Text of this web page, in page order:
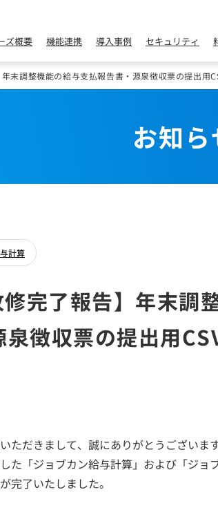
ズ概要 機能連携 導入事例 セキュリティ
末調整機能の給与支払報告書・源泉徴収票の提出用
お知ら
計算
完了報告】年末調
徴収票の提出用
ただきまして、誠にありがとうございます
た「ジョブカン給与計算」および「ジョ
完了いたしました。